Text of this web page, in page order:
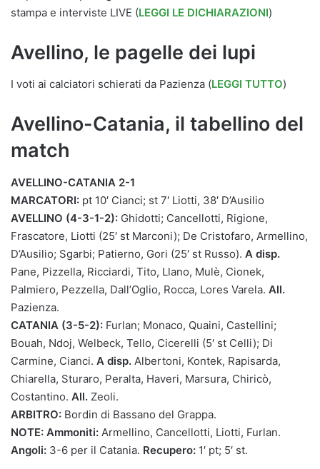
stampa e interviste LIVE (LEGGI LE DICHIARAZIONI)
Avellino, le pagelle dei lupi
I voti ai calciatori schierati da Pazienza (LEGGI TUTTO)
Avellino-Catania, il tabellino del
match
AVELLINO-CATANIA 2-1
MARCATORI: pt 10′ Cianci; st 7′ Liotti, 38′ D’Ausilio
AVELLINO (4-3-1-2): Ghidotti; Cancellotti, Rigione,
Frascatore, Liotti (25′ st Marconi); De Cristofaro, Armellino,
D’Ausilio; Sgarbi; Patierno, Gori (25′ st Russo). A disp.
Pane, Pizzella, Ricciardi, Tito, Llano, Mulè, Cionek,
Palmiero, Pezzella, Dall’Oglio, Rocca, Lores Varela. All.
Pazienza.
CATANIA (3-5-2): Furlan; Monaco, Quaini, Castellini;
Bouah, Ndoj, Welbeck, Tello, Cicerelli (5′ st Celli); Di
Carmine, Cianci. A disp. Albertoni, Kontek, Rapisarda,
Chiarella, Sturaro, Peralta, Haveri, Marsura, Chiricò,
Costantino. All. Zeoli.
ARBITRO: Bordin di Bassano del Grappa.
NOTE: Ammoniti: Armellino, Cancellotti, Liotti, Furlan.
Angoli: 3-6 per il Catania. Recupero: 1′ pt; 5′ st.